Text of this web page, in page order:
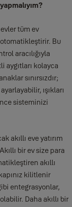
tüm ev
otomatikleştirir. Bu
aracılığıyla
kolayca
sınırsızdır;
ışıkları
sisteminizi
akıllı eve yatırım
bir ev size para
akıllı
kilitlenir
entegrasyonlar,
Daha akıllı bir